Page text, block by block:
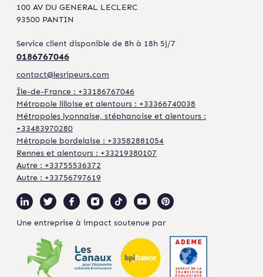
100 AV DU GENERAL LECLERC
93500 PANTIN
Service client disponible de 8h à 18h 5j/7
0186767046
contact@lesripeurs.com
Île-de-France : +33186767046
Métropole lilloise et alentours : +33366740038
Métropoles lyonnaise, stéphanoise et alentours :
+33483970280
Métropole bordelaise : +33582881054
Rennes et alentours : +33219380107
Autre : +33755536372
Autre : +33756797619
Une entreprise à impact soutenue par